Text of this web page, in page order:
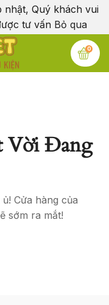
nhật, Quý khách vui
tư vấn Bỏ qua
0
Vời Đang
Cửa hàng của
sớm ra mắt!